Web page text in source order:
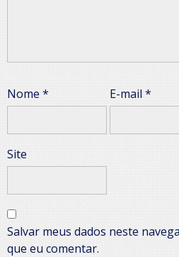
Nome * E-mail *
Site
Salvar meus dados neste
que eu comentar.